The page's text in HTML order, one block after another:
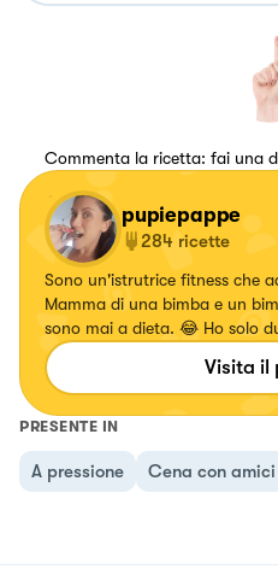
Commenta la ricetta: fai una
pupiepappe
284 ricette
Sono un'istrutrice fitness che
Mamma di una bimba e un
sono mai a dieta. 😂 Ho solo due ingredienti principali e li
ritrovo in questa frase delle
fantasia e di bontà" Se cerchi
Visita il
PRESENTE IN
A pressione Cena con amici